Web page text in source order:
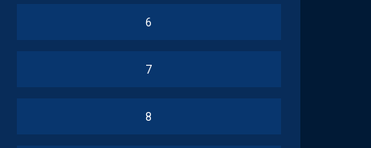
6
7
8